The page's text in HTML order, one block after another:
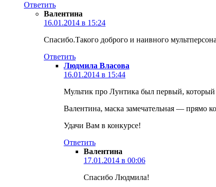
Ответить
Валентина
16.01.2014 в 15:24
Спасибо.Такого доброго и наивного
Ответить
Людмила Власова
16.01.2014 в 15:44
Мультик про Лунтика был первый,
Валентина, маска замечательная — прямо
Удачи Вам в конкурсе!
Ответить
Валентина
17.01.2014 в 00:06
Спасибо Людмила!